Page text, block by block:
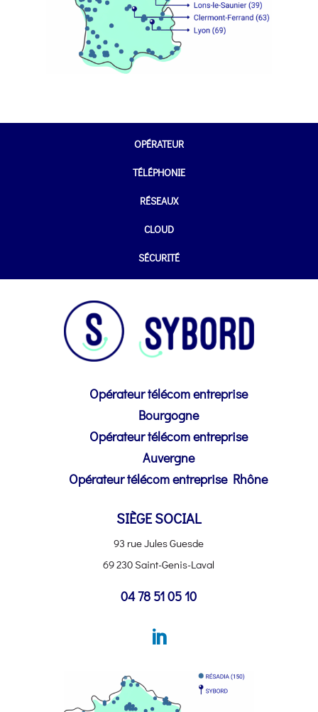
OPÉRATEUR
TÉLÉPHONIE
RÉSEAUX
CLOUD
SÉCURITÉ
Opérateur télécom entreprise
Bourgogne
Opérateur télécom entreprise
Auvergne
Opérateur télécom entreprise Rhône
SIÈGE SOCIAL
93 rue Jules Guesde
69 230 Saint-Genis-Laval
04 78 51 05 10
